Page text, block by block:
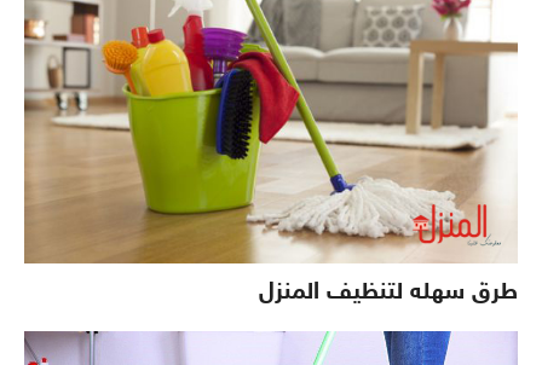
طرق سهله لتنظيف المنزل